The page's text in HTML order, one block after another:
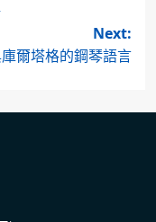
Next:
爾塔格的鋼琴語言